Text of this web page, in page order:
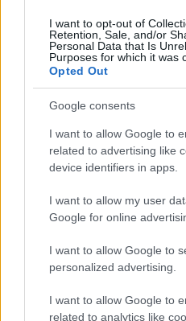
I want to opt-out of
Retention, Sale, and/or
Personal Data that Is
Purposes for which it was
Opted Out
Google consents
I want to allow Google to
related to advertising like
device identifiers in apps.
I want to allow my user
Google for online
I want to allow Google to
personalized advertising.
I want to allow Google to
related to analytics like
A hetvenes években,
fejünk felett az
nekiálltak szorgos
Mit rejt egy Margit
Bebóklásztunk egy
amely a táblája
útján áll
Zubreczki Dávid •2012. április 29.